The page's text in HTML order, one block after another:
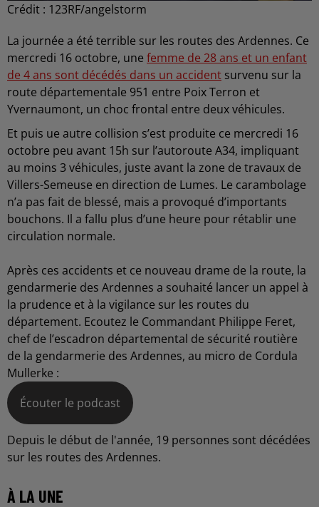
Crédit : 123RF/angelstorm
La journée a été terrible sur les routes des Ardennes. Ce
mercredi 16 octobre, une femme de 28 ans et un enfant
de 4 ans sont décédés dans un accident survenu sur la
route départementale 951 entre Poix Terron et
Yvernaumont, un choc frontal entre deux véhicules.
Et puis ue autre collision s’est produite ce mercredi 16
octobre peu avant 15h sur l’autoroute A34, impliquant
au moins 3 véhicules, juste avant la zone de travaux de
Villers-Semeuse en direction de Lumes. Le carambolage
n’a pas fait de blessé, mais a provoqué d’importants
bouchons. Il a fallu plus d’une heure pour rétablir une
circulation normale.
Après ces accidents et ce nouveau drame de la route, la
gendarmerie des Ardennes a souhaité lancer un appel à
la prudence et à la vigilance sur les routes du
département. Ecoutez le Commandant Philippe Feret,
chef de l’escadron départemental de sécurité routière
de la gendarmerie des Ardennes, au micro de Cordula
Mullerke :
Écouter le podcast
Depuis le début de l'année, 19 personnes sont décédées
sur les routes des Ardennes.
À LA UNE